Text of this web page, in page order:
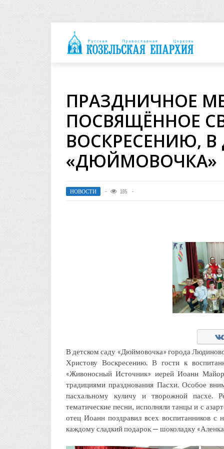
ПРАЗДНИЧНОЕ
ПОСВЯЩЁННОЕ
ВОСКРЕСЕНИЮ,
«ДЮЙМОВОЧКА»
НОВОСТИ 185
В детском саду «Дюймовочка» города
Христову Воскресению. В гости к
«Живоносный Источник» иерей Иоанн
традициями празднования Пасхи. Особое
пасхальному куличу и творожной пасхе.
тематические песни, исполняли танцы и с
отец Иоанн поздравил всех воспитанников
каждому сладкий подарок — шоколадку